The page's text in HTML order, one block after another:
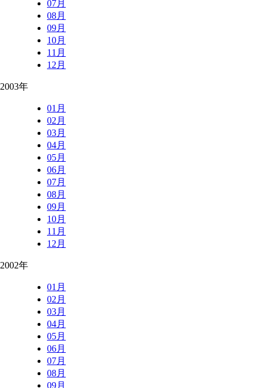
07月
08月
09月
10月
11月
12月
2003年
01月
02月
03月
04月
05月
06月
07月
08月
09月
10月
11月
12月
2002年
01月
02月
03月
04月
05月
06月
07月
08月
09月